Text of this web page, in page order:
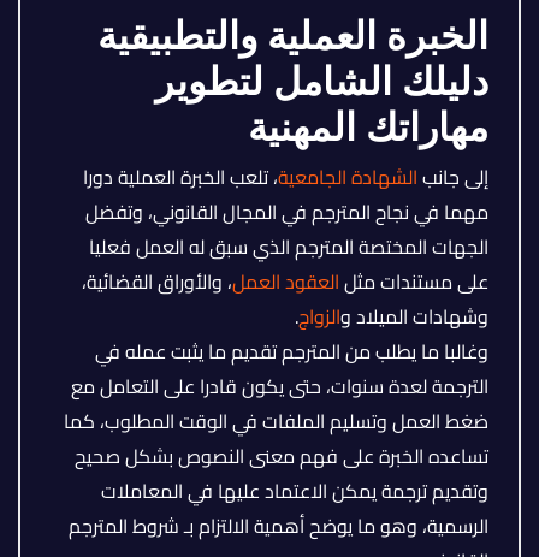
الخبرة العملية والتطبيقية
دليلك الشامل لتطوير
مهاراتك المهنية
إلى جانبالشهادة الجامعية، تلعب الخبرة العملية دورا
مهما في نجاح المترجم في المجال القانوني، وتفضل
الجهات المختصة المترجم الذي سبق له العمل فعليا
على مستندات مثلالعقود العمل، والأوراق القضائية،
وشهادات الميلاد والزواج.
وغالبا ما يطلب من المترجم تقديم ما يثبت عمله في
الترجمة لعدة سنوات، حتى يكون قادرا على التعامل مع
ضغط العمل وتسليم الملفات في الوقت المطلوب، كما
تساعده الخبرة على فهم معنى النصوص بشكل صحيح
وتقديم ترجمة يمكن الاعتماد عليها في المعاملات
الرسمية، وهو ما يوضح أهمية الالتزام بـ شروط المترجم